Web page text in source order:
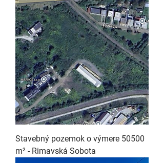
Stavebný pozemok o výmere 50500
m² - Rimavská Sobota